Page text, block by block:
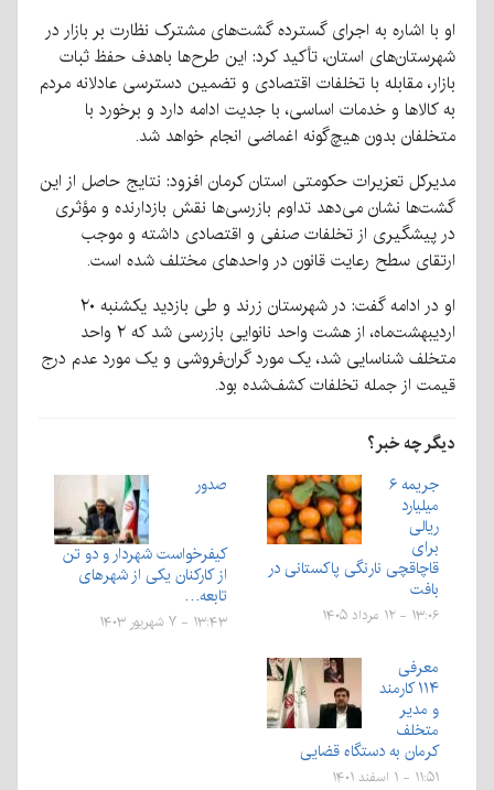
او با اشاره به اجرای گسترده گشت‌های مشترک نظارت بر بازار در
شهرستان‌های استان، تأکید کرد: این طرح‌ها باهدف حفظ ثبات
بازار، مقابله با تخلفات اقتصادی و تضمین دسترسی عادلانه مردم
به کالاها و خدمات اساسی، با جدیت ادامه دارد و برخورد با
متخلفان بدون هیچ‌گونه اغماضی انجام خواهد شد.
مدیرکل تعزیرات حکومتی استان کرمان افزود: نتایج حاصل از این
گشت‌ها نشان می‌دهد تداوم بازرسی‌ها نقش بازدارنده و مؤثری
در پیشگیری از تخلفات صنفی و اقتصادی داشته و موجب
ارتقای سطح رعایت قانون در واحدهای مختلف شده است.
او در ادامه گفت: در شهرستان زرند و طی بازدید یکشنبه ۲۰
اردیبهشت‌ماه، از هشت واحد نانوایی بازرسی شد که ۲ واحد
متخلف شناسایی شد، یک مورد گران‌فروشی و یک مورد عدم درج
قیمت از جمله تخلفات کشف‌شده بود.
دیگر چه خبر؟
جریمه ۶
میلیارد
ریالی
برای
قاچاقچی نارنگی پاکستانی در
بافت
۱۳:۰۶ - ۱۲ مرداد ۱۴۰۵
صدور
کیفرخواست شهردار و دو تن
از کارکنان یکی از شهرهای
تابعه…
۱۳:۴۳ - ۷ شهریور ۱۴۰۳
معرفی
۱۱۴ کارمند
و مدیر
متخلف
کرمان به دستگاه قضایی
۱۱:۵۱ - ۱ اسفند ۱۴۰۱